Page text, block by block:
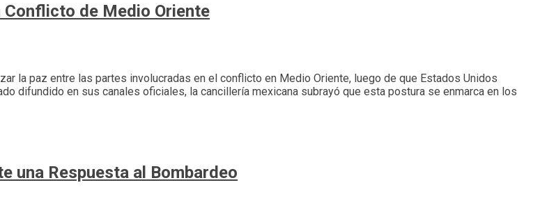
Conflicto de Medio Oriente
la paz entre las partes involucradas en el conflicto en Medio Oriente, luego de que Estados Unidos
difundido en sus canales oficiales, la cancillería mexicana subrayó que esta postura se enmarca en los
una Respuesta al Bombardeo